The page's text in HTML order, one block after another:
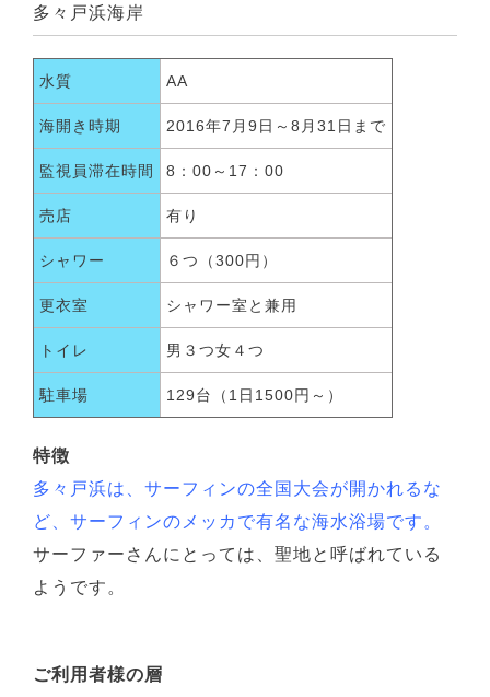
多々戸浜海岸
水質 AA
海開き時期 2016年7月9日～8月31日まで
監視員滞在時間 8：00～17：00
売店 有り
シャワー ６つ（300円）
更衣室 シャワー室と兼用
トイレ 男３つ女４つ
駐車場 129台（1日1500円～）
特徴
多々戸浜は、サーフィンの全国大会が開かれるな
ど、サーフィンのメッカで有名な海水浴場です。
サーファーさんにとっては、聖地と呼ばれている
ようです。
ご利用者様の層